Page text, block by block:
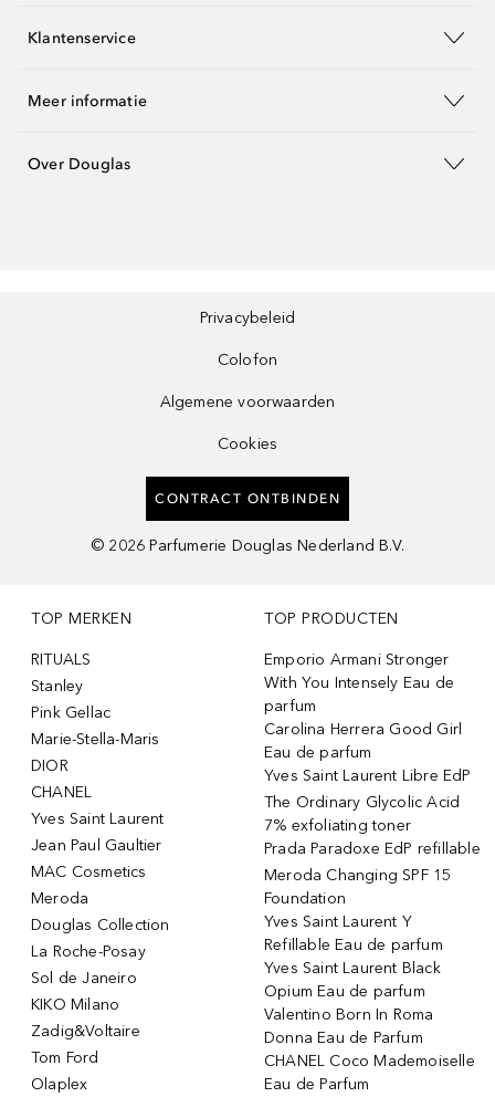
Klantenservice
Meer informatie
Over Douglas
Privacybeleid
Colofon
Algemene voorwaarden
Cookies
CONTRACT ONTBINDEN
© 2026 Parfumerie Douglas Nederland B.V.
TOP MERKEN
RITUALS
Stanley
Pink Gellac
Marie-Stella-Maris
DIOR
CHANEL
Yves Saint Laurent
Jean Paul Gaultier
MAC Cosmetics
Meroda
Douglas Collection
La Roche-Posay
Sol de Janeiro
KIKO Milano
Zadig&Voltaire
Tom Ford
Olaplex
TOP PRODUCTEN
Emporio Armani Stronger
With You Intensely Eau de
parfum
Carolina Herrera Good Girl
Eau de parfum
Yves Saint Laurent Libre EdP
The Ordinary Glycolic Acid
7% exfoliating toner
Prada Paradoxe EdP refillable
Meroda Changing SPF 15
Foundation
Yves Saint Laurent Y
Refillable Eau de parfum
Yves Saint Laurent Black
Opium Eau de parfum
Valentino Born In Roma
Donna Eau de Parfum
CHANEL Coco Mademoiselle
Eau de Parfum